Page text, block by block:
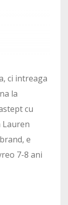
ci intreaga
la
cu
Lauren
e
7-8 ani